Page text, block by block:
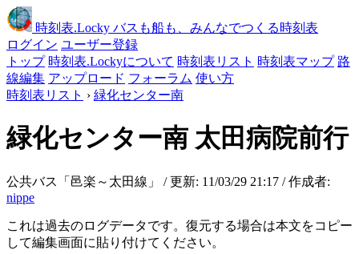
時刻表.Locky バスも船も、みんなでつくる時刻表
ログイン ユーザー登録
トップ 時刻表.Lockyについて 時刻表リスト 時刻表マップ 路
線編集 アップロード フォーラム 使い方
時刻表リスト › 緑化センター南
緑化センター南 太田病院前行
公共バス「邑楽～太田線」 / 更新: 11/03/29 21:17 / 作成者:
nippe
これは過去のログデータです。復元する場合は本文をコピー
して編集画面に貼り付けてください。